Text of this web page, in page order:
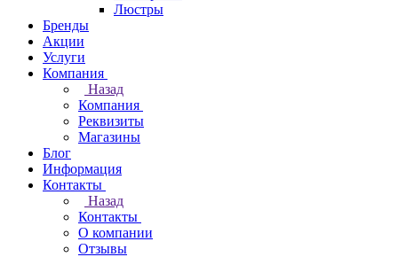
Люстры
Бренды
Акции
Услуги
Компания
Назад
Компания
Реквизиты
Магазины
Блог
Информация
Контакты
Назад
Контакты
О компании
Отзывы